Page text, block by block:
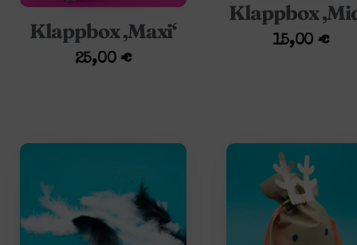
Klappbox ‚Maxi‘
25,00€
Klappbox
15,00 €